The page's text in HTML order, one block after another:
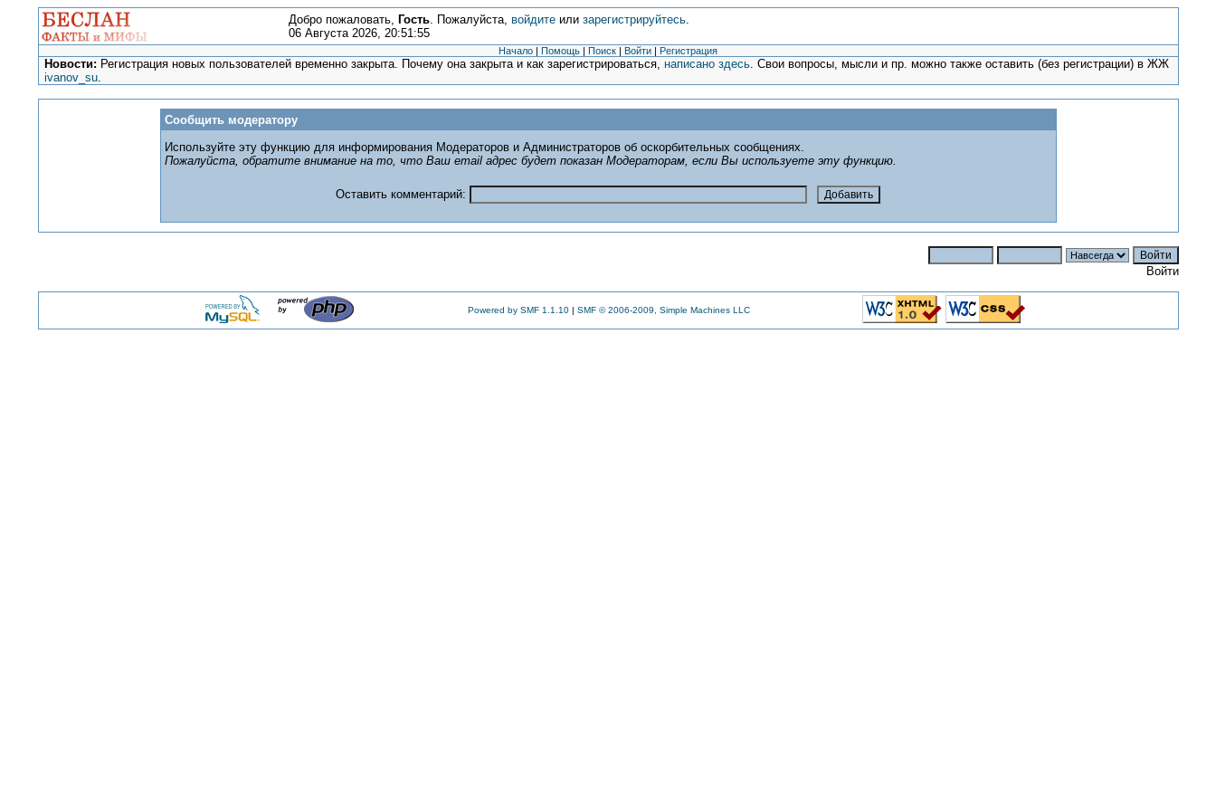
Добро пожаловать, Гость. Пожалуйста, войдитеили зарегистрируйтесь.
06 Августа 2026, 20:51:55
Начало | Помощь | Поиск | Войти | Регистрация
Новости: Регистрация новых пользователей временно закрыта. Почему она закрыта и как зарегистрироваться,написано здесь. Свои вопросы, мысли и пр. можно также оставить (без регистрации) в ЖЖ
ivanov_su.
Сообщить модератору
Используйте эту функцию для информирования Модераторов и Администраторов об оскорбительных сообщениях.
Пожалуйста, обратите внимание на то, что Ваш email адрес будет показан Модераторам, если Вы используете эту функцию.
Оставить комментарий:
Войти
Powered by SMF 1.1.10| SMF © 2006-2009, Simple Machines LLC